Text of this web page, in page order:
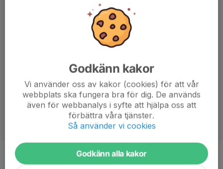
Position
Godkänn kakor
Vi använder oss av kakor (cookies) för att vår
webbplats ska fungera bra för dig. De används
även för webbanalys i syfte att hjälpa oss att
förbättra våra tjänster.
Så använder vi cookies
Godkänn alla kakor